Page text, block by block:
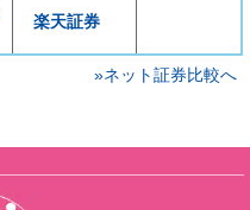
楽天証券
»ネット証券比較へ